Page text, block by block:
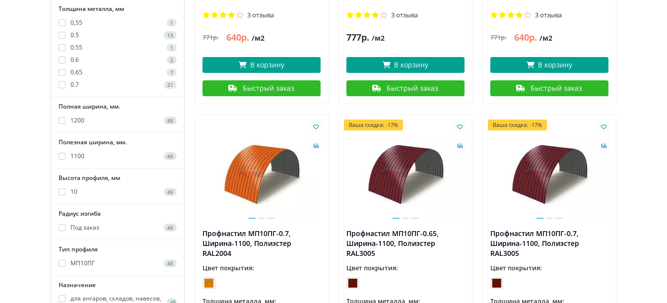
Толщина металла, мм
0,55
1
0.5 13
0.55 1
0.6 2
0.65 7
0.7 21
Полная ширина, мм.
1200
45
Полезная ширина, мм.
1100
45
Высота профиля, мм
10
45
Радиус изгиба
Под заказ
45
Тип профиля
МП10ПГ
45
Назначение
для ангаров, складов, навесов,
3 отзыва
771р. 640р. /м2
В корзину
Быстрый заказ
3 отзыва
777р. /м2
В корзину
Быстрый заказ
3 отзыва
771р. 640р. /м2
В корзину
Быстрый заказ
Профнастил МП10ПГ-0.7,
Ширина-1100, Полиэстер
RAL2004
Цвет покрытия:
Ваша скидка: -17%
Профнастил МП10ПГ-0.65,
Ширина-1100, Полиэстер
RAL3005
Цвет покрытия:
Ваша скидка: -17%
Профнастил МП10ПГ-0.7,
Ширина-1100, Полиэстер
RAL3005
Цвет покрытия: